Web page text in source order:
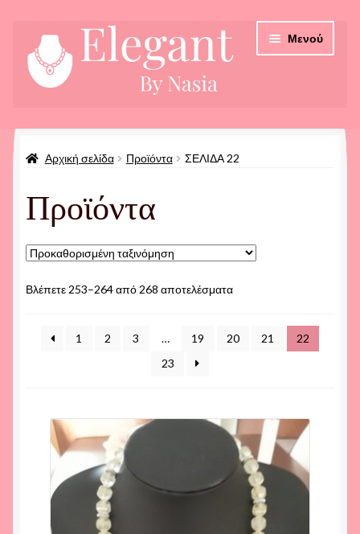
Απευθείας
μετάβαση
στην
πλοήγηση
Μετάβαση
σε
περιεχόμενο
Μενού
Checkout
Καλάθι
Οδηγίες Παραγγελίας
Προϊόντα
Αρχική σελίδα Προϊόντα ΣΕΛΊΔΑ 22
Προϊόντα
Βλέπετε 253–264 από 268 αποτελέσματα
1 2 3 … 19 20 21
22
23